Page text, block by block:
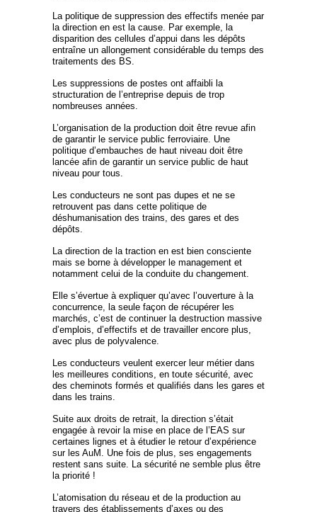
La politique de suppression des effectifs menée par
la direction en est la cause. Par exemple, la
disparition des cellules d’appui dans les dépôts
entraîne un allongement considérable du temps des
traitements des BS.
Les suppressions de postes ont affaibli la
structuration de l’entreprise depuis de trop
nombreuses années.
L’organisation de la production doit être revue afin
de garantir le service public ferroviaire. Une
politique d’embauches de haut niveau doit être
lancée afin de garantir un service public de haut
niveau pour tous.
Les conducteurs ne sont pas dupes et ne se
retrouvent pas dans cette politique de
déshumanisation des trains, des gares et des
dépôts.
La direction de la traction en est bien consciente
mais se borne à développer le management et
notamment celui de la conduite du changement.
Elle s’évertue à expliquer qu’avec l’ouverture à la
concurrence, la seule façon de récupérer les
marchés, c’est de continuer la destruction massive
d’emplois, d’effectifs et de travailler encore plus,
avec plus de polyvalence.
Les conducteurs veulent exercer leur métier dans
les meilleures conditions, en toute sécurité, avec
des cheminots formés et qualifiés dans les gares et
dans les trains.
Suite aux droits de retrait, la direction s’était
engagée à revoir la mise en place de l’EAS sur
certaines lignes et à étudier le retour d’expérience
sur les AuM. Une fois de plus, ses engagements
restent sans suite. La sécurité ne semble plus être
la priorité !
L’atomisation du réseau et de la production au
travers des établissements d’axes ou des